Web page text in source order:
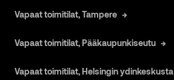
Vapaat toimitilat, Tampere
Vapaat toimitilat, Pääkaupunkiseutu
Vapaat toimitilat, Helsingin ydinkeskusta